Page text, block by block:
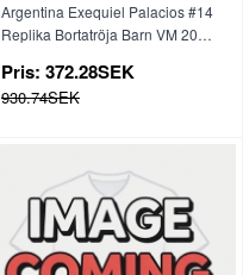
Argentina Exequiel Palacios #14
Replika Bortatröja Barn VM 2026
Pris: 372.28SEK
930.74SEK